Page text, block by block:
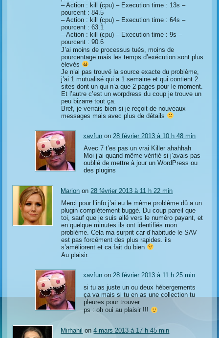
– Action : kill (cpu) – Execution time : 13s –
pourcent : 84.5
– Action : kill (cpu) – Execution time : 64s –
pourcent : 63.1
– Action : kill (cpu) – Execution time : 9s –
pourcent : 90.6
J’ai moins de processus tués, moins de
pourcentage mais les temps d’exécution sont plus
élevés
Je n’ai pas trouvé la source exacte du problème,
j’ai 1 mutualisé qui a 1 semaine et qui contient 2
sites dont un qui n’a que 2 pages pour le moment.
Et l’autre c’est un worpdress du coup je trouve un
peu bizarre tout ça.
Bref, je verrais bien si je reçoit de nouveaux
messages mais avec plus de détails
xavfun on28 février 2013 à 10 h 48 min
Avec 7 t’es pas un vrai Killer ahahhah
Moi j’ai quand même vérifié si j’avais pas
oublié de mettre à jour un WordPress ou
des plugins
Marion on 28 février 2013 à 11 h 22 min
Merci pour l’info j’ai eu le même problème dû a un
plugin complétement buggé. Du coup pareil que
toi, sauf que je suis allé vers le numéro payant, et
en quelque minutes ils ont identifiés mon
problème. Cela ma surprit car d’habitude le SAV
est pas forcément des plus rapides. ils
s’améliorent et ca fait du bien
Au plaisir.
xavfun on28 février 2013 à 11 h 25 min
si tu as juste un ou deux hébergements
ça va mais si tu en as une collection tu
pleures pour trouver
ps : oh oui au plaisir !!!
Mirhahil on4 mars 2013 à 17 h 45 min